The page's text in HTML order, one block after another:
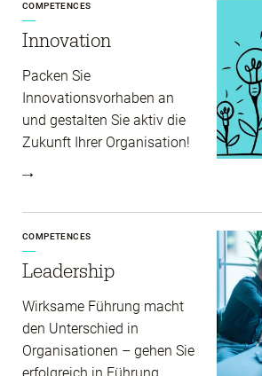
COMPETENCES
Innovation
Packen Sie
Innovationsvorhaben an
und gestalten Sie aktiv die
Zukunft Ihrer Organisation!
COMPETENCES
Leadership
Wirksame Führung macht
den Unterschied in
Organisationen – gehen Sie